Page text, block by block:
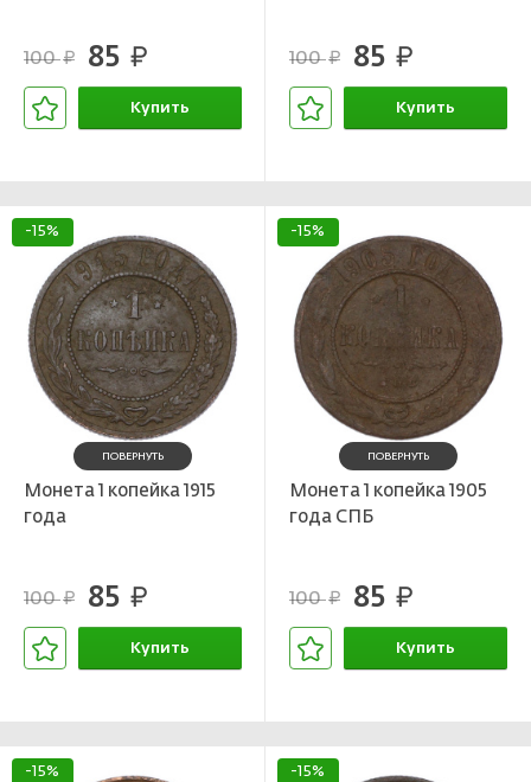
100руб. 85 руб.
Купить
100руб. 85 руб.
Купить
-15%
ПОВЕРНУТЬ
Монета 1 копейка 1915
года
100руб. 85 руб.
Купить
-15%
ПОВЕРНУТЬ
Монета 1 копейка 1905
года СПБ
100руб. 85 руб.
Купить
-15% -15%